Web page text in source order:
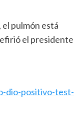
pulmón está
el presidente
dio-positivo-test-